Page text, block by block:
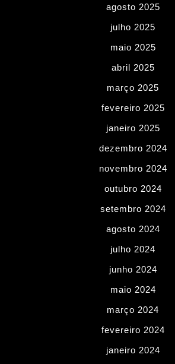
agosto 2025
julho 2025
maio 2025
abril 2025
março 2025
fevereiro 2025
janeiro 2025
dezembro 2024
novembro 2024
outubro 2024
setembro 2024
agosto 2024
julho 2024
junho 2024
maio 2024
março 2024
fevereiro 2024
janeiro 2024